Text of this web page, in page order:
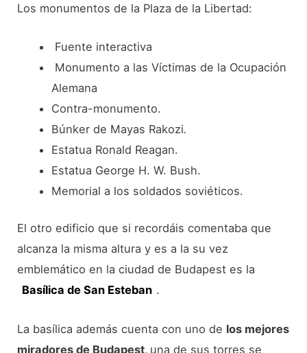
Los monumentos de la Plaza de la Libertad:
Fuente interactiva
Monumento a las Víctimas de la Ocupación
Alemana
Contra-monumento.
Búnker de Mayas Rakozi.
Estatua Ronald Reagan.
Estatua George H. W. Bush.
Memorial a los soldados soviéticos.
El otro edificio que si recordáis comentaba que
alcanza la misma altura y es a la su vez
emblemático en la ciudad de Budapest es la
Basílica de San Esteban .
La basílica además cuenta con uno de los mejores
miradores de Budapest, una de sus torres se